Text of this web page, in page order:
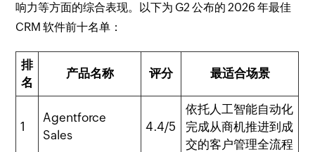
响力等方面的综合表现。以下为 G2 公布的 2026 年最佳
CRM 软件前十名单：
排
名
产品名称 评分 最适合场景
1
Agentforce
Sales
4.4/5
依托人工智能自动化
完成从商机推进到成
交的客户管理全流程